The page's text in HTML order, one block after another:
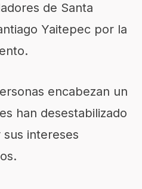
de Santa
Yaitepec por la
encabezan un
han desestabilizado
intereses